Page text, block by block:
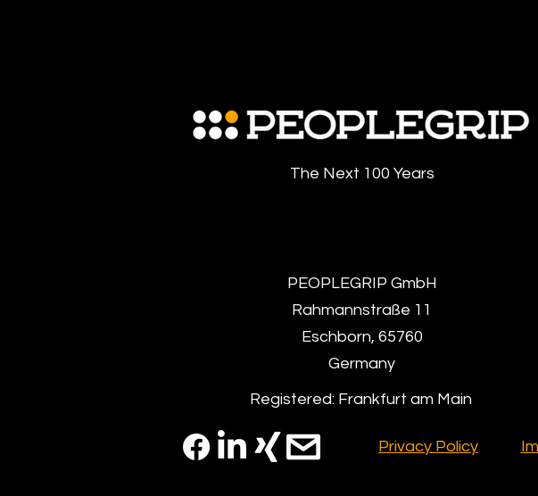
The Next 100 Years
PEOPLEGRIP GmbH
Rahmannstraße 11
Eschborn, 65760
Germany
Registered: Frankfurt am Main
Privacy Policy